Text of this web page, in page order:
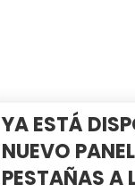
YA ESTÁ
NUEVO
PESTAÑAS A